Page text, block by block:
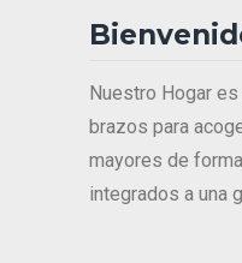
Nuestro Hogar
brazos para
mayores de
integrados a una